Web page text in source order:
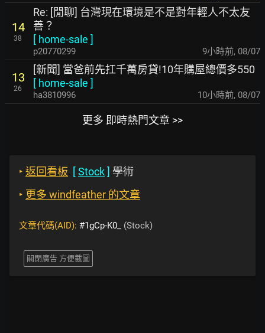
14
38
Re: [閒聊] 台灣現在環境是不是對年輕人不太友
善？
[ home-sale ]
p20770299 9小時前, 08/07
13
26
[新聞] 當爸前先扛千萬房貸!10年購屋總價多550
[ home-sale ]
ha3810996 10小時前, 08/07
更多 即時熱門文章 >>
‣ 返回看板 [Stock] 學術
‣ 更多 windfeather 的文章
文章代碼(AID): #1gCp-K0_ (Stock)
關閉廣告 方便截圖